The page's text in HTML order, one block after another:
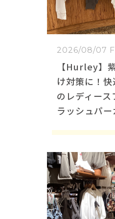
2026/08/07
【Hurley】
け対策に！
のレディー
ラッシュパー